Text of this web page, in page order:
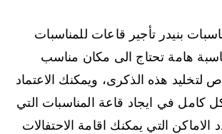
بنيدر تأجير قاعات للمناسبات
هامة تحتاج الى مكان مناسب
لتخليد هذه الذكرى، ويمكنك الاعتماد
كامل في ايجاد قاعة المناسبات التي
الاماكن التي يمكنك اقامة الاحتفالات